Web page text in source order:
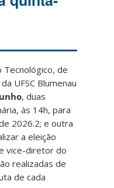
Tecnológico, de
UFSC Blumenau
, duas
às 14h, para
2026.2; e outra
a eleição
vice-diretor do
realizadas de
de cada